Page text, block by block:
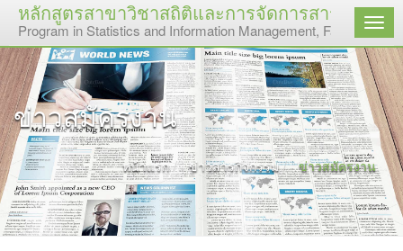
หลักสูตรสาขาวิชาสถิติและการจัดการสารสนเท
Program in Statistics and Information Management, Faculty ofเมนู
ข่าวสมัครงาน
หน้าแรก ข่าวสารกิจกรรม ข่าวสมัครงาน